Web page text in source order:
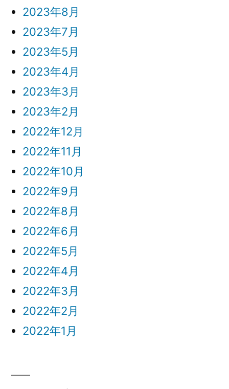
2023年8月
2023年7月
2023年5月
2023年4月
2023年3月
2023年2月
2022年12月
2022年11月
2022年10月
2022年9月
2022年8月
2022年6月
2022年5月
2022年4月
2022年3月
2022年2月
2022年1月